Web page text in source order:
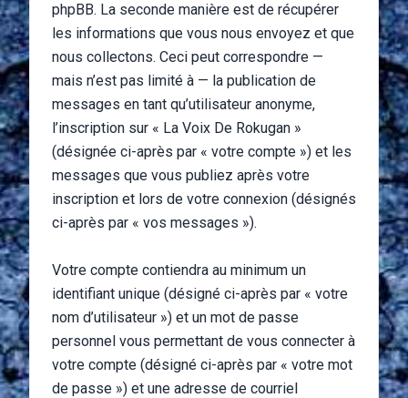
phpBB. La seconde manière est de récupérer
les informations que vous nous envoyez et que
nous collectons. Ceci peut correspondre —
mais n’est pas limité à — la publication de
messages en tant qu’utilisateur anonyme,
l’inscription sur « La Voix De Rokugan »
(désignée ci-après par « votre compte ») et les
messages que vous publiez après votre
inscription et lors de votre connexion (désignés
ci-après par « vos messages »).
Votre compte contiendra au minimum un
identifiant unique (désigné ci-après par « votre
nom d’utilisateur ») et un mot de passe
personnel vous permettant de vous connecter à
votre compte (désigné ci-après par « votre mot
de passe ») et une adresse de courriel